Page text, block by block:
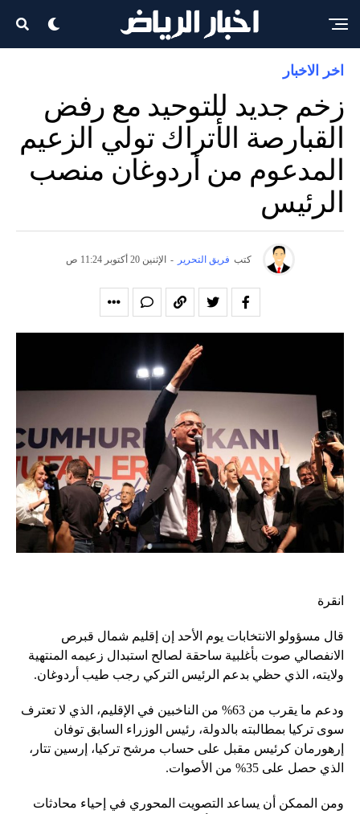
اخر الاخبار
زخم جديد للتوحيد مع رفض
القبارصة الأتراك تولي الزعيم
المدعوم من أردوغان منصب
الرئيس
كتب فريق التحرير - الإثنين 20 أكتوبر 11:24 ص
انقرة
قال مسؤولو الانتخابات يوم الأحد إن إقليم شمال قبرص
الانفصالي صوت بأغلبية ساحقة لصالح استبدال زعيمه المنتهية
ولايته، الذي حظي بدعم الرئيس التركي رجب طيب أردوغان.
ودعم ما يقرب من 63% من الناخبين في الإقليم، الذي لا تعترف
سوى تركيا بمطالبته بالدولة، رئيس الوزراء السابق توفان
إرهورمان كرئيس مقبل على حساب مرشح تركيا، إرسين تتار،
الذي حصل على 35% من الأصوات.
ومن الممكن أن يساعد التصويت المحوري في إحياء محادثات